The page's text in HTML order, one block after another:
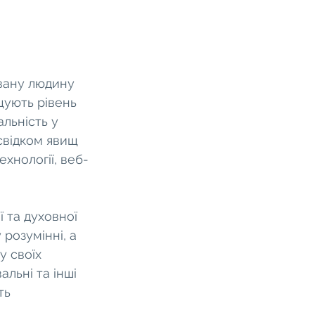
людину
рівень
у
явищ
веб-
та духовної
а
своїх
та інші